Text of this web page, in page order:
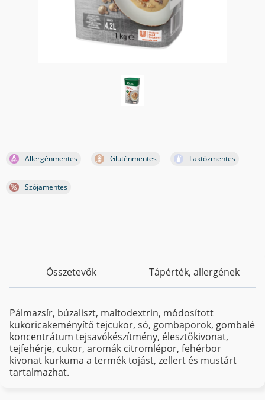
Allergénmentes Gluténmentes Laktózmentes
Szójamentes
Összetevők Tápérték, allergének
Pálmazsír, búzaliszt, maltodextrin, módosított
kukoricakeményítő tejcukor, só, gombaporok, gombalé
koncentrátum tejsavókészítmény, élesztőkivonat,
tejfehérje, cukor, aromák citromlépor, fehérbor
kivonat kurkuma a termék tojást, zellert és mustárt
tartalmazhat.